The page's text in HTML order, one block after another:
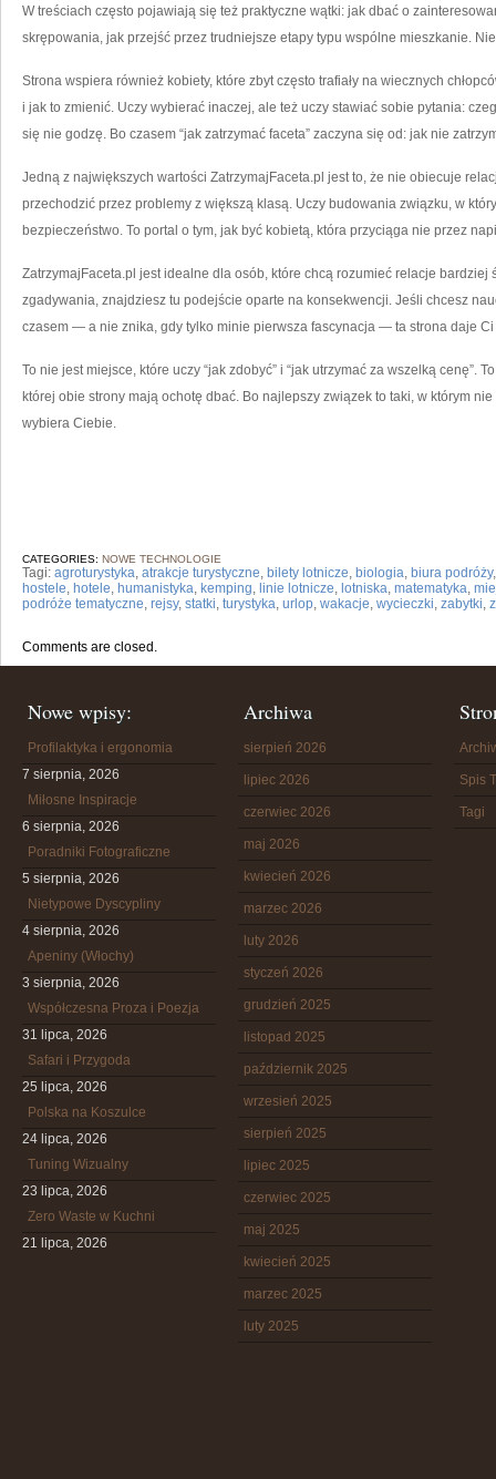
W treściach często pojawiają się też praktyczne wątki: jak dbać o
skrępowania, jak przejść przez trudniejsze etapy typu wspólne mieszkanie.
Strona wspiera również kobiety, które zbyt często trafiały na wiecznych
i jak to zmienić. Uczy wybierać inaczej, ale też uczy stawiać sobie pytania:
się nie godzę. Bo czasem “jak zatrzymać faceta” zaczyna się od: jak nie
Jedną z największych wartości ZatrzymajFaceta.pl jest to, że nie obiecuje
przechodzić przez problemy z większą klasą. Uczy budowania związku, w
bezpieczeństwo. To portal o tym, jak być kobietą, która przyciąga nie przez
ZatrzymajFaceta.pl jest idealne dla osób, które chcą rozumieć relacje bardziej
zgadywania, znajdziesz tu podejście oparte na konsekwencji. Jeśli chcesz
czasem — a nie znika, gdy tylko minie pierwsza fascynacja — ta strona daje Ci
To nie jest miejsce, które uczy “jak zdobyć” i “jak utrzymać za wszelką cenę”.
której obie strony mają ochotę dbać. Bo najlepszy związek to taki, w którym
wybiera Ciebie.
CATEGORIES: NOWE TECHNOLOGIE
Tagi: agroturystyka, atrakcje turystyczne, bilety lotnicze, biologia, biura podróży
hostele, hotele, humanistyka, kemping, linie lotnicze, lotniska, matematyka,
podróże tematyczne, rejsy, statki, turystyka, urlop, wakacje, wycieczki, zabytki,
Comments are closed.
Nowe wpisy:
Profilaktyka i ergonomia
7 sierpnia, 2026
Miłosne Inspiracje
6 sierpnia, 2026
Poradniki Fotograficzne
5 sierpnia, 2026
Nietypowe Dyscypliny
4 sierpnia, 2026
Apeniny (Włochy)
3 sierpnia, 2026
Współczesna Proza i Poezja
31 lipca, 2026
Safari i Przygoda
25 lipca, 2026
Polska na Koszulce
24 lipca, 2026
Tuning Wizualny
23 lipca, 2026
Zero Waste w Kuchni
21 lipca, 2026
Archiwa
sierpień 2026
lipiec 2026
czerwiec 2026
maj 2026
kwiecień 2026
marzec 2026
luty 2026
styczeń 2026
grudzień 2025
listopad 2025
październik 2025
wrzesień 2025
sierpień 2025
lipiec 2025
czerwiec 2025
maj 2025
kwiecień 2025
marzec 2025
luty 2025
Spis
Tagi